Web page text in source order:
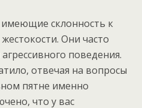
склонность к
Они часто
поведения.
отвечая на вопросы
пятне именно
что у вас